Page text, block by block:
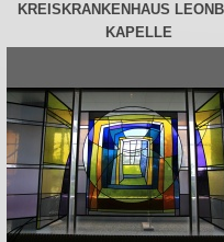
KREISKRANKENHAUS
KAPELLE